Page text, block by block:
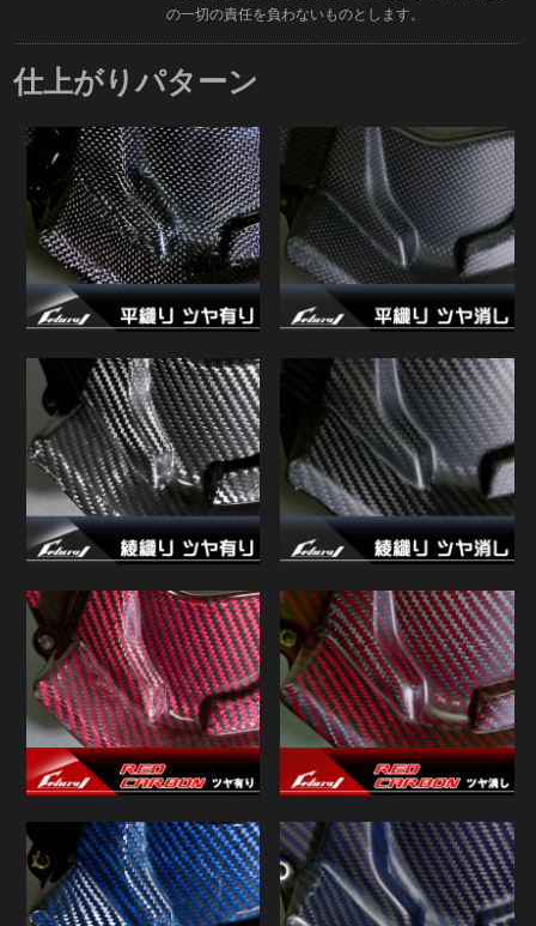
の一切の責任を負わないものとします。
仕上がりパターン